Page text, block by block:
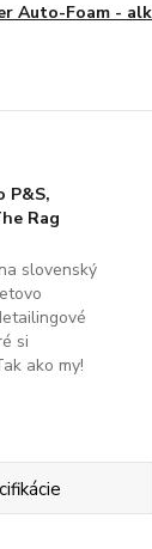
Auto-Foam -
P&S,
Rag
slovenský
si
ako my!